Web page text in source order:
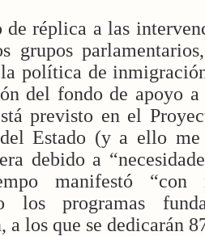
réplica a las
grupos
política de
del fondo de apoyo
previsto en el
del Estado (y a ello
debido a
manifestó “con
los programas
a los que se dedicarán